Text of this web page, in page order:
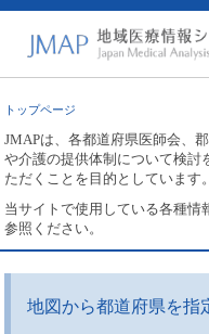
トップページ
JMAPは、各都道府県医師会、
や介護の提供体制について検討
ただくことを目的としています。
当サイトで使用している各種情
参照ください。
地図から都道府県を指